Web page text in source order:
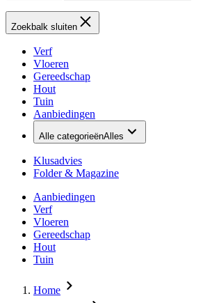
Zoekbalk sluiten
Verf
Vloeren
Gereedschap
Hout
Tuin
Aanbiedingen
Alle categorieënAlles
Klusadvies
Folder & Magazine
Aanbiedingen
Verf
Vloeren
Gereedschap
Hout
Tuin
Home